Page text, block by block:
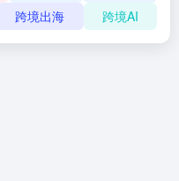
跨境出海 跨境AI